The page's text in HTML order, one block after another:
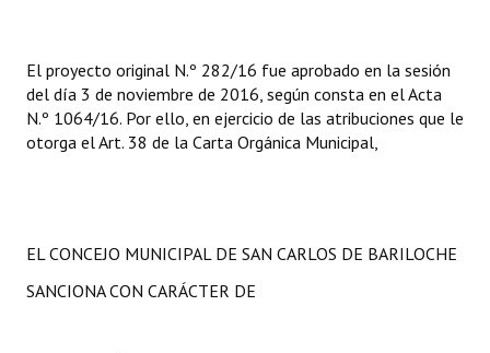
El proyecto original N.º 282/16 fue aprobado en la sesión
del día 3 de noviembre de 2016, según consta en el Acta
N.º 1064/16. Por ello, en ejercicio de las atribuciones que le
otorga el Art. 38 de la Carta Orgánica Municipal,
EL CONCEJO MUNICIPAL DE SAN CARLOS DE BARILOCHE
SANCIONA CON CARÁCTER DE